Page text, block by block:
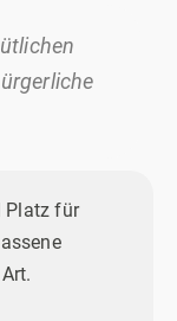
Platz für